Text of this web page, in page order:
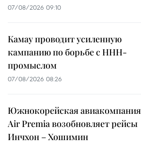
07/08/2026 09:10
Камау проводит усиленную
кампанию по борьбе с ННН-
промыслом
07/08/2026 08:26
Южнокорейская авиакомпания
Air Premia возобновляет рейсы
Инчхон – Хошимин